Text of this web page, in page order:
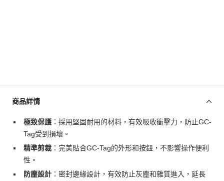
商品詳情
極致保護：採用堅固耐用的材料，有效吸收衝擊力，防止GC-
Tag受到損壞。
精準剪裁：完美貼合GC-Tag的外形和按鈕，不影響操作便利
性。
防塵設計：密封邊緣設計，有效防止灰塵和雜質進入，延長